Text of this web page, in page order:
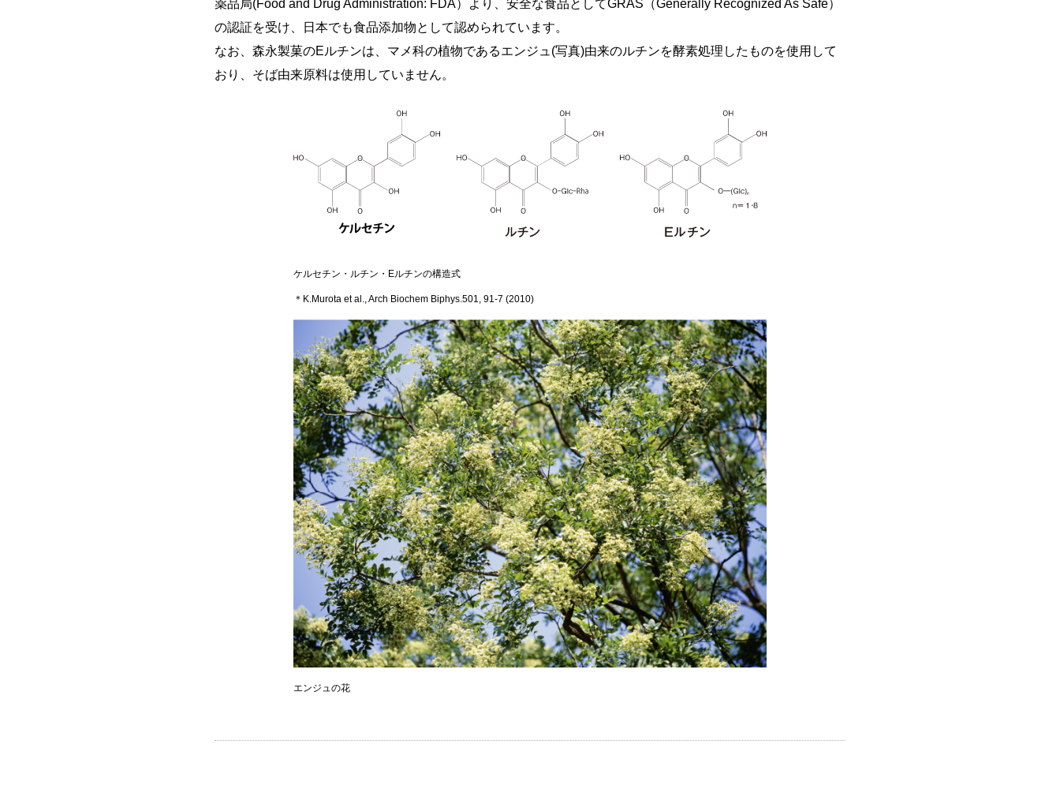
薬品局(Food and Drug Administration: FDA）より、安全な食品としてGRAS（Generally Recognized As Safe）
の認証を受け、日本でも食品添加物として認められています。
なお、森永製菓のEルチンは、マメ科の植物であるエンジュ(写真)由来のルチンを酵素処理したものを使用して
おり、そば由来原料は使用していません。
ケルセチン・ルチン・Eルチンの構造式
＊K.Murota et al., Arch Biochem Biphys.501, 91-7 (2010)
エンジュの花